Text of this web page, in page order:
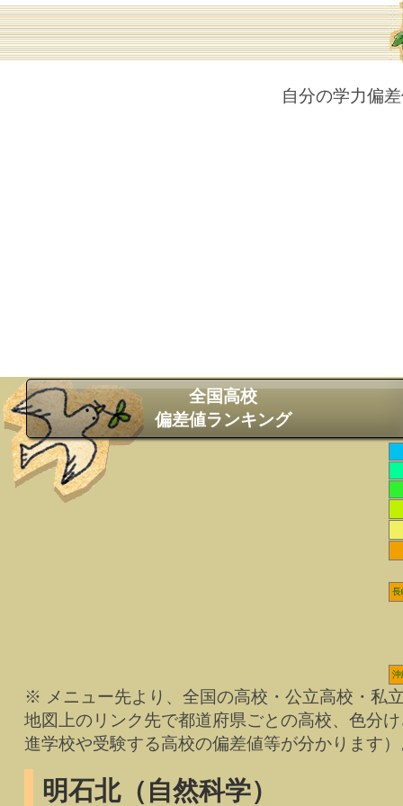
自分の学力偏
全国高校
偏差値ランキング
長
沖
※ メニュー先より、全国の高校・公立高校・私
地図上のリンク先で都道府県ごとの高校、色分
進学校や受験する高校の偏差値等が分かります
明石北（自然科学）